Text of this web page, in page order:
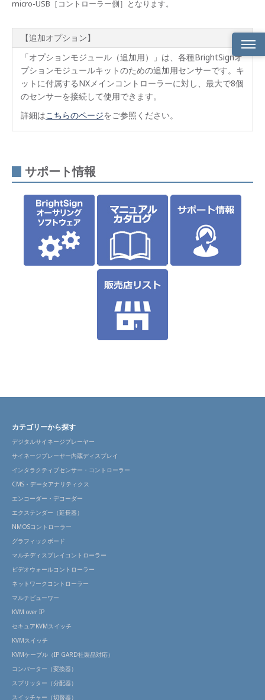
micro-USB［コントローラー側］となります。
【追加オプション】
「オプションモジュール（追加用）」は、各種BrightSignオ
プションモジュールキットのための追加用センサーです。キ
ットに付属するNXメインコントローラーに対し、最大で8個
のセンサーを接続して使用できます。
詳細はこちらのページをご参照ください。
サポート情報
製品
概要
カテゴリーから探す
デジタルサイネージプレーヤー
サイネージプレーヤー内蔵ディスプレイ
インタラクティブセンサー・コントローラー
CMS・データアナリティクス
エンコーダー・デコーダー
エクステンダー（延長器）
NMOSコントローラー
グラフィックボード
マルチディスプレイコントローラー
ビデオウォールコントローラー
ネットワークコントローラー
マルチビューワー
KVM over IP
セキュアKVMスイッチ
KVMスイッチ
KVMケーブル（IP GARD社製品対応）
コンバーター（変換器）
スプリッター（分配器）
スイッチャー（切替器）